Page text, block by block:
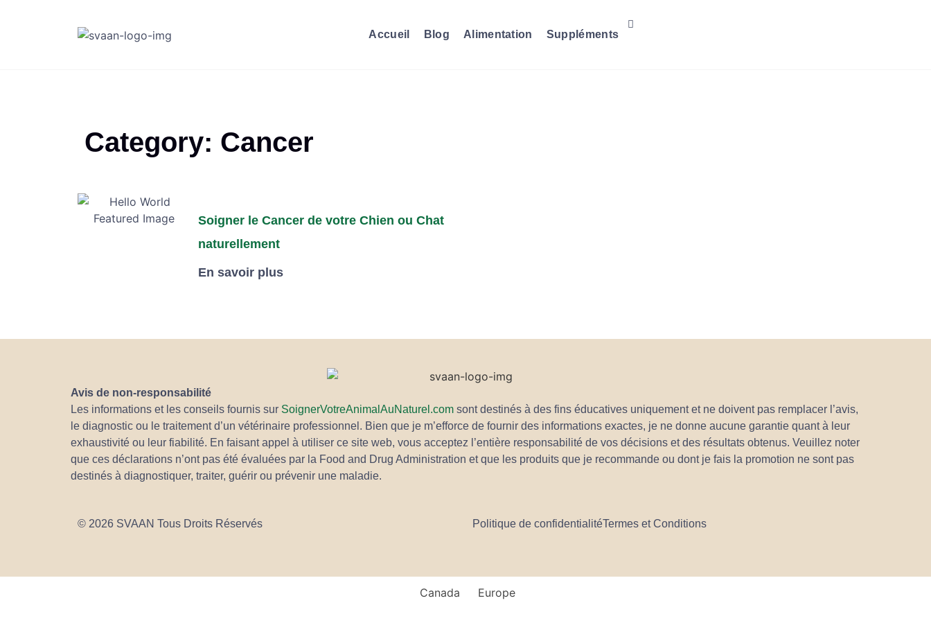
Accueil Blog Alimentation Suppléments
Category: Cancer
Soigner le Cancer de votre Chien ou Chat
naturellement
En savoir plus
Avis de non-responsabilité
Les informations et les conseils fournis sur SoignerVotreAnimalAuNaturel.com sont destinés à des fins éducatives uniquement et ne doivent pas remplacer l’avis,
le diagnostic ou le traitement d’un vétérinaire professionnel. Bien que je m’efforce de fournir des informations exactes, je ne donne aucune garantie quant à leur
exhaustivité ou leur fiabilité. En faisant appel à utiliser ce site web, vous acceptez l’entière responsabilité de vos décisions et des résultats obtenus. Veuillez noter
que ces déclarations n’ont pas été évaluées par la Food and Drug Administration et que les produits que je recommande ou dont je fais la promotion ne sont pas
destinés à diagnostiquer, traiter, guérir ou prévenir une maladie.
© 2026 SVAAN Tous Droits Réservés Politique de confidentialitéTermes et Conditions
Canada Europe